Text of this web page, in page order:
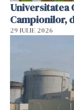
Universitatea
Campionilor,
29 IULIE 2026